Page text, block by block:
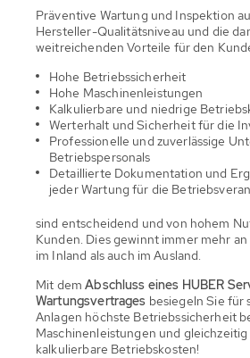
Präventive Wartung und Inspektion
Hersteller-Qualitätsniveau und die
weitreichenden Vorteile für den
Hohe Betriebssicherheit
Hohe Maschinenleistungen
Kalkulierbare und niedrige
Werterhalt und Sicherheit für die
Professionelle und zuverlässige
Betriebspersonals
Detaillierte Dokumentation und
jeder Wartung für die
sind entscheidend und von hohem
Kunden. Dies gewinnt immer mehr
im Inland als auch im Ausland.
Mit demAbschluss eines HUBER
Wartungsvertrages besiegeln Sie für
Anlagen höchste Betriebssicherheit
Maschinenleistungen und
kalkulierbare Betriebskosten!